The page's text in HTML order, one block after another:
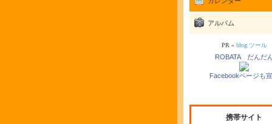
アルバム
PR » blog ツール
ROBATA だんだ
Facebookページも
携帯サイト